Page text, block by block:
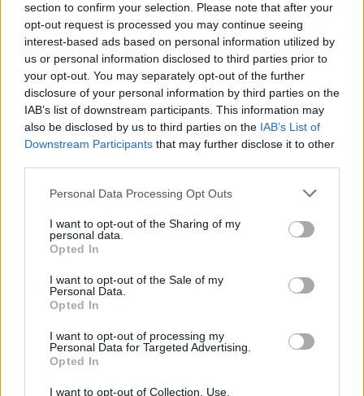
section to confirm your selection. Please note that after your
opt-out request is processed you may continue seeing
interest-based ads based on personal information utilized by
us or personal information disclosed to third parties prior to
your opt-out. You may separately opt-out of the further
disclosure of your personal information by third parties on the
IAB’s list of downstream participants. This information may
also be disclosed by us to third parties on the IAB’s List of
Downstream Participants that may further disclose it to other
Please note that this website/app uses one or more Google
not limited to your visit or usage behaviour. You may click to
grant or deny consent to Google and its third-party tags to
use your data for below specified purposes in below Google
consent section.
Personal Data Processing Opt Outs
I want to opt-out of the Sharing of my
personal data.
Opted In
I want to opt-out of the Sale of my
Personal Data.
Opted In
I want to opt-out of processing my
Personal Data for Targeted Advertising.
Opted In
I want to opt-out of Collection, Use,
Fiumicino, squalo attacca un
pescatore: attimi di terrore sul
lungomare romano
5 anni fa
UFFICIALE: il Lazio torna in zona
rossa. Approvato il nuovo
decreto legge anti-Covid
5 anni fa
Precedente
CORONAVIRUS
Lazio – Il bollettino
del 29 settembre
Successiva
furie: “Detenuti a
bollette